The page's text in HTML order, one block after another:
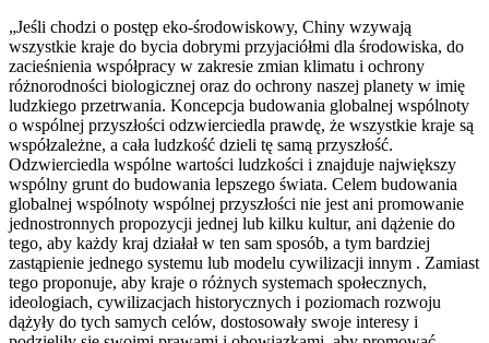
„Jeśli chodzi o postęp eko-środowiskowy, Chiny wzywają
wszystkie kraje do bycia dobrymi przyjaciółmi dla środowiska, do
zacieśnienia współpracy w zakresie zmian klimatu i ochrony
różnorodności biologicznej oraz do ochrony naszej planety w imię
ludzkiego przetrwania. Koncepcja budowania globalnej wspólnoty
o wspólnej przyszłości odzwierciedla prawdę, że wszystkie kraje są
współzależne, a cała ludzkość dzieli tę samą przyszłość.
Odzwierciedla wspólne wartości ludzkości i znajduje największy
wspólny grunt do budowania lepszego świata. Celem budowania
globalnej wspólnoty wspólnej przyszłości nie jest ani promowanie
jednostronnych propozycji jednej lub kilku kultur, ani dążenie do
tego, aby każdy kraj działał w ten sam sposób, a tym bardziej
zastąpienie jednego systemu lub modelu cywilizacji innym . Zamiast
tego proponuje, aby kraje o różnych systemach społecznych,
ideologiach, cywilizacjach historycznych i poziomach rozwoju
dążyły do tych samych celów, dostosowały swoje interesy i